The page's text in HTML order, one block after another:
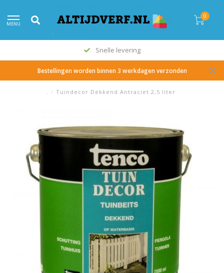
MENU
0
Snelle levering
Bestellingen worden binnen 3 werkdagen verzonden
. / Tuindecor Dekkend Antraciet 2,5 liter